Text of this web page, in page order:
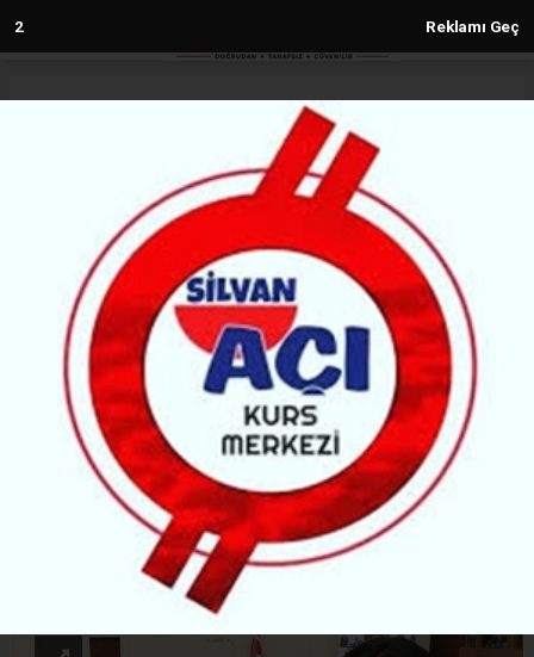
1 Reklamı Geç
Pervin Buldan’dan tepkilere cevap:
Görevden kaçan biri değilim
SIYASET
(H M) - Haber Merkezi | 12.02.2026 - 17:28, Güncelleme: 12.02.2026 - 17:28
38126+ kez okundu.
TBMM’de yemin töreni sırasında yaşanan kavganın
ardından, Meclis’te olmaması nedeniyle İYİ Parti’nin
tepki gösterdiği DEM Parti Milletvekili Pervin
Buldan, yaşanan sürece ilişkin açıklama yaptı.
ABONE OL